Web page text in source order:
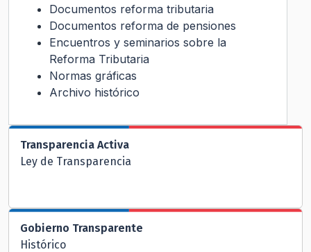
Documentos reforma tributaria
Documentos reforma de pensiones
Encuentros y seminarios sobre la
Reforma Tributaria
Normas gráficas
Archivo histórico
Transparencia Activa
Ley de Transparencia
Gobierno Transparente
Histórico